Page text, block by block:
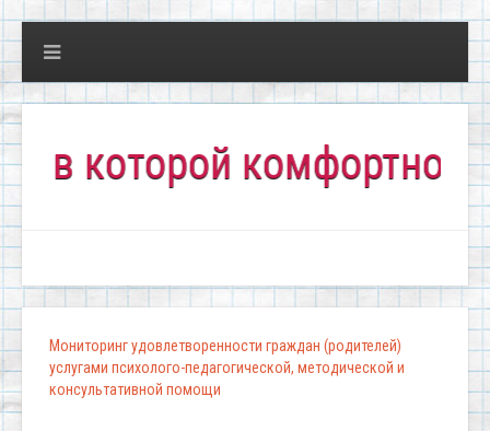
комфортно всем!"
Мониторинг удовлетворенности граждан (родителей)
услугами психолого-педагогической, методической и
консультативной помощи